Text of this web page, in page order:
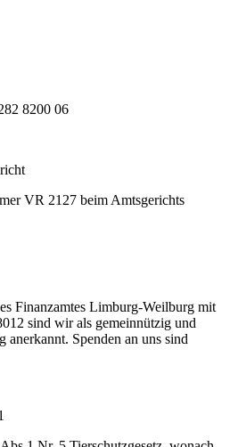
8200 06
VR 2127 beim Amtsgerichts
Finanzamtes Limburg-Weilburg mit
sind wir als gemeinnützig und
anerkannt. Spenden an uns sind